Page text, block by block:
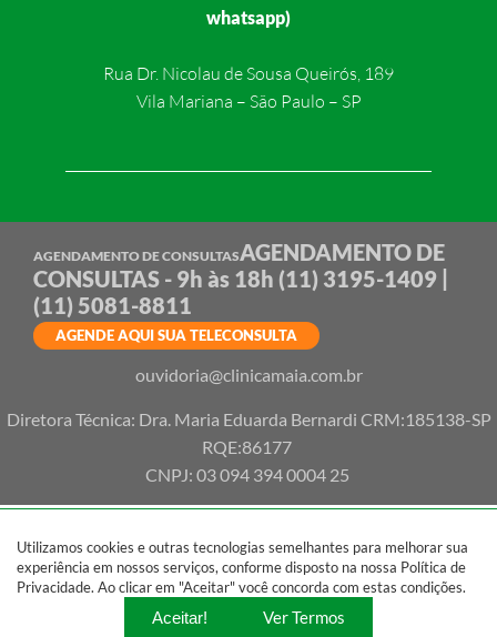
whatsapp)
Rua Dr. Nicolau de Sousa Queirós, 189
Vila Mariana – São Paulo – SP
AGENDAMENTO DE CONSULTASAGENDAMENTO DE
CONSULTAS - 9h às 18h (11) 3195-1409 |
(11) 5081-8811
AGENDE AQUI SUA TELECONSULTA
ouvidoria@clinicamaia.com.br
Diretora Técnica: Dra. Maria Eduarda Bernardi CRM:185138-SP
RQE:86177
CNPJ: 03 094 394 0004 25
Utilizamos cookies e outras tecnologias semelhantes para melhorar sua
experiência em nossos serviços, conforme disposto na nossa Política de
Privacidade. Ao clicar em "Aceitar" você concorda com estas condições.
Aceitar! Ver Termos